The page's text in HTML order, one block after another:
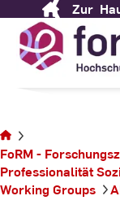
Content
Zur
Sie
befinden
sich auf
der
Seite
FoRM -
Professionalität
Working Groups